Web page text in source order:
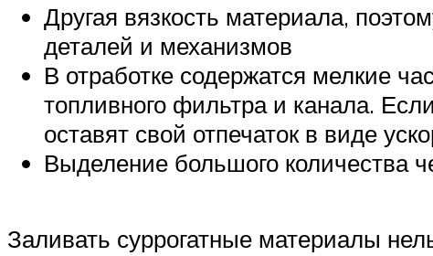
Другая вязкость материала,
деталей и механизмов
В отработке содержатся мелкие
топливного фильтра и канала.
оставят свой отпечаток в виде
Выделение большого количества
Заливать суррогатные материалы